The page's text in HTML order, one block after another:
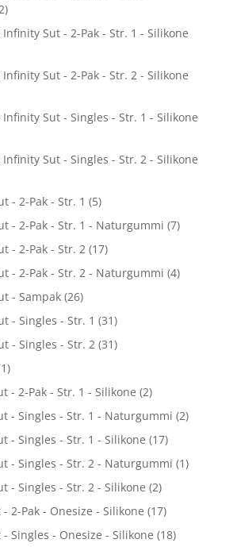
Infinity Sut - 2-Pak - Str. 1 - Silikone
Infinity Sut - 2-Pak - Str. 2 - Silikone
Infinity Sut - Singles - Str. 1 - Silikone
Infinity Sut - Singles - Str. 2 - Silikone
- 2-Pak - Str. 1 (5)
- 2-Pak - Str. 1 - Naturgummi (7)
- 2-Pak - Str. 2 (17)
- 2-Pak - Str. 2 - Naturgummi (4)
- Sampak (26)
- Singles - Str. 1 (31)
- Singles - Str. 2 (31)
- 2-Pak - Str. 1 - Silikone (2)
- Singles - Str. 1 - Naturgummi (2)
- Singles - Str. 1 - Silikone (17)
- Singles - Str. 2 - Naturgummi (1)
- Singles - Str. 2 - Silikone (2)
- 2-Pak - Onesize - Silikone (17)
- Singles - Onesize - Silikone (18)